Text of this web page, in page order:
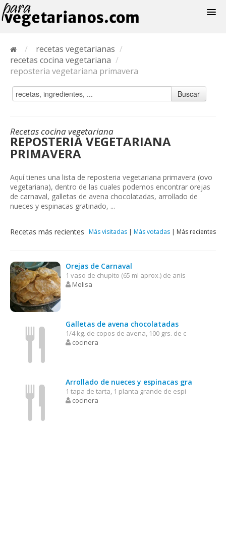
/ recetas vegetarianas /
recetas cocina vegetariana /
reposteria vegetariana primavera
Buscar
Recetas cocina vegetariana
REPOSTERIA VEGETARIANA
PRIMAVERA
Aquí tienes una lista de reposteria vegetariana primavera (ovo
vegetariana), dentro de las cuales podemos encontrar orejas
de carnaval, galletas de avena chocolatadas, arrollado de
nueces y espinacas gratinado, ...
Recetas más recientes Más visitadas | Más votadas | Más recientes
Orejas de Carnaval
1 vaso de chupito (65 ml aprox.) de anis
Melisa
Galletas de avena chocolatadas
1/4 kg. de copos de avena, 100 grs. de c
cocinera
Arrollado de nueces y espinacas gra
1 tapa de tarta, 1 planta grande de espi
cocinera